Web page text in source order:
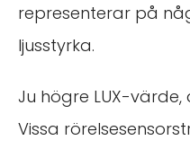
representerar på
ljusstyrka.
Ju högre LUX-
Vissa